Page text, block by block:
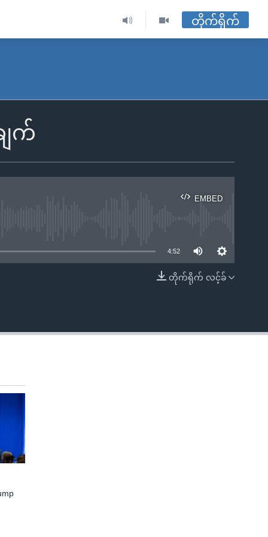
တိုက်ရိုက်
ျက်
EMBED
EMBED
4:52
တိုက်ရိုက် လင့်ခ်